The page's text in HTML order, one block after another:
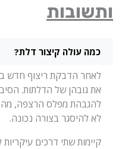
כמה עולה קיצור דלת?
לאחר הדבקת ריצוף חדש בבית,
את גובהן של הדלתות. הסיבה
להגבהת מפלס הרצפה, מה
לא להיסגר בצורה נכונה.
קיימות שתי דרכים עיקריות